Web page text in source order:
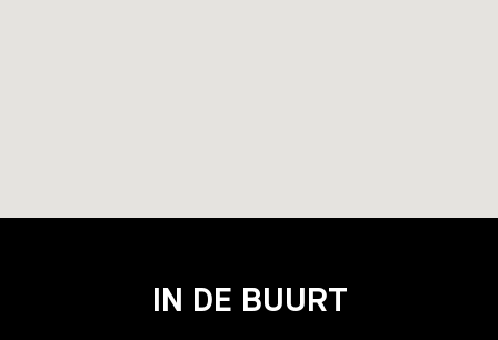
IN DE BUURT